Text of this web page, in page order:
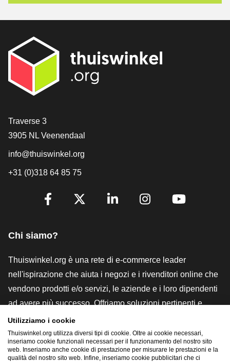
[_General:Contact]
Traverse 3
3905 NL Veenendaal
info@thuiswinkel.org
+31 (0)318 64 85 75
[_General:SocialMediaTitle]
Chi siamo?
Thuiswinkel.org è una rete di e-commerce leader
nell'ispirazione che aiuta i negozi e i rivenditori online che
vendono prodotti e/o servizi, le aziende e i loro dipendenti
ad avere più successo. Offriamo soluzioni pertinenti e
pratiche con vari marchi di fiducia, recensioni Thuiswinkel,
strumenti e consulenze legali, advocacy, ricerche di
mercato e disponiamo di una nostra piattaforma formativa,
Utilizziamo i cookie
Thuiswinkel.org utilizza diversi tipi di cookie. Oltre ai cookie necessari,
inseriamo cookie funzionali necessari per il funzionamento del nostro sito
web. Inseriamo anche cookie di prestazione per misurare le prestazioni e la
qualità del nostro sito web. Infine, inseriamo cookie pubblicitari che ci